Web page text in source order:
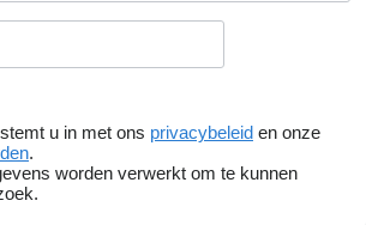
u in met ons privacybeleid en onze
.
worden verwerkt om te kunnen